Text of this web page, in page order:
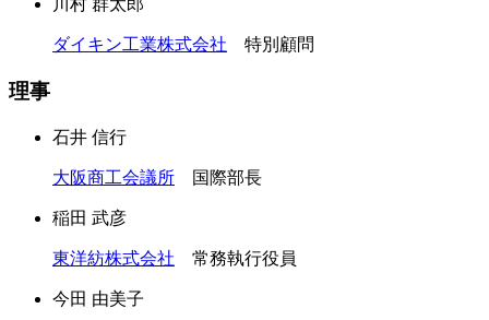
川村 群太郎
ダイキン工業株式会社 特別顧問
理事
石井 信行
大阪商工会議所 国際部長
稲田 武彦
東洋紡株式会社 常務執行役員
今田 由美子